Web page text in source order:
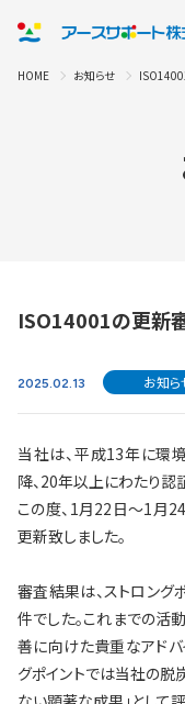
HOME お知らせ
ISO14001の更新
2025.02.13 お知ら
当社は、平成13年に環
降、20年以上にわたり認
この度、1月22日～1月
更新致しました。
審査結果は、ストロング
件でした。これまでの活
善に向けた貴重なアドバ
グポイントでは当社の